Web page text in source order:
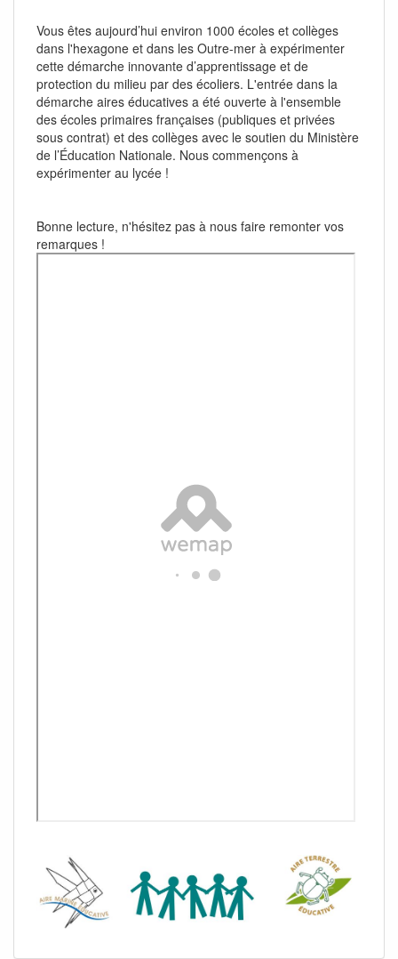
Vous êtes aujourd’hui environ 1000 écoles et collèges
dans l'hexagone et dans les Outre-mer à expérimenter
cette démarche innovante d’apprentissage et de
protection du milieu par des écoliers. L'entrée dans la
démarche aires éducatives a été ouverte à l'ensemble
des écoles primaires françaises (publiques et privées
sous contrat) et des collèges avec le soutien du Ministère
de l’Éducation Nationale. Nous commençons à
expérimenter au lycée !
Bonne lecture, n'hésitez pas à nous faire remonter vos
remarques !